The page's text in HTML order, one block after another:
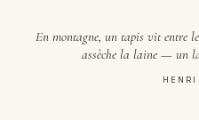
En montagne, un tapis vit entre
assèche la laine — un
HENRI